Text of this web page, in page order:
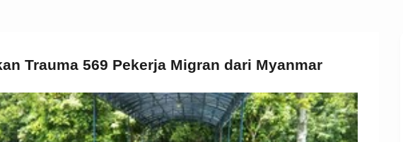
Trauma 569 Pekerja Migran dari Myanmar